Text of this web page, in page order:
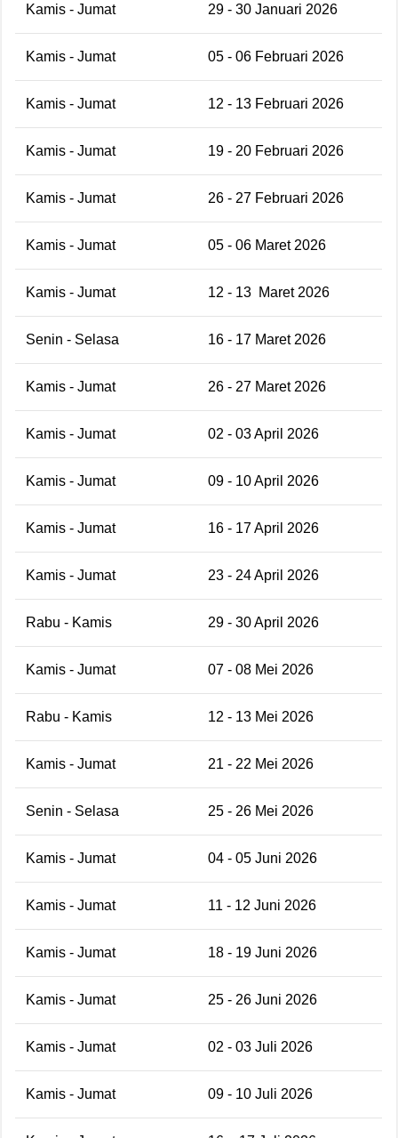
Kamis - Jumat 29 - 30 Januari 2026
Kamis - Jumat 05 - 06 Februari 2026
Kamis - Jumat 12 - 13 Februari 2026
Kamis - Jumat 19 - 20 Februari 2026
Kamis - Jumat 26 - 27 Februari 2026
Kamis - Jumat 05 - 06 Maret 2026
Kamis - Jumat 12 - 13 Maret 2026
Senin - Selasa 16 - 17 Maret 2026
Kamis - Jumat 26 - 27 Maret 2026
Kamis - Jumat 02 - 03 April 2026
Kamis - Jumat 09 - 10 April 2026
Kamis - Jumat 16 - 17 April 2026
Kamis - Jumat 23 - 24 April 2026
Rabu - Kamis 29 - 30 April 2026
Kamis - Jumat 07 - 08 Mei 2026
Rabu - Kamis 12 - 13 Mei 2026
Kamis - Jumat 21 - 22 Mei 2026
Senin - Selasa 25 - 26 Mei 2026
Kamis - Jumat 04 - 05 Juni 2026
Kamis - Jumat 11 - 12 Juni 2026
Kamis - Jumat 18 - 19 Juni 2026
Kamis - Jumat 25 - 26 Juni 2026
Kamis - Jumat 02 - 03 Juli 2026
Kamis - Jumat 09 - 10 Juli 2026